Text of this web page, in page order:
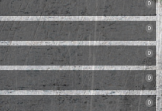
0
0
0
0
0